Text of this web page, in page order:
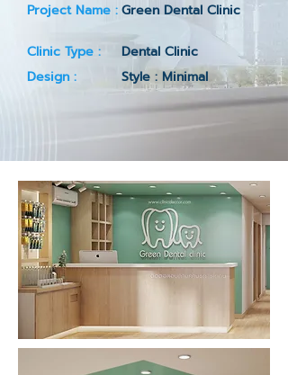
Project Name :Green Dental Clinic
Clinic Type :
Dental Clinic
Design :
Style : Minimal